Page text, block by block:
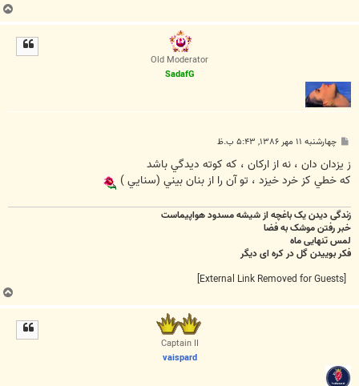
ب
ا
Old Moderator
SadafG
پ
ت
چهارشنبه ۱۱ مهر ۱۳۸۶, ۵:۴۳ ب.ظ
ز يزدان دان ، نه از ارکان ، که کوته ديدگي باشد
که خطي کز خرد خيزد ، تو آن را از بنان بيني (سنايي )
زندگی دیدن یک باغچه از شیشه مسدود هواپیماست
خبر رفتن موشک به فضا
لمس تنهایی ماه
فکر بوییدن گل در کره ای دیگر
ب
ا
Captain II
vaispard